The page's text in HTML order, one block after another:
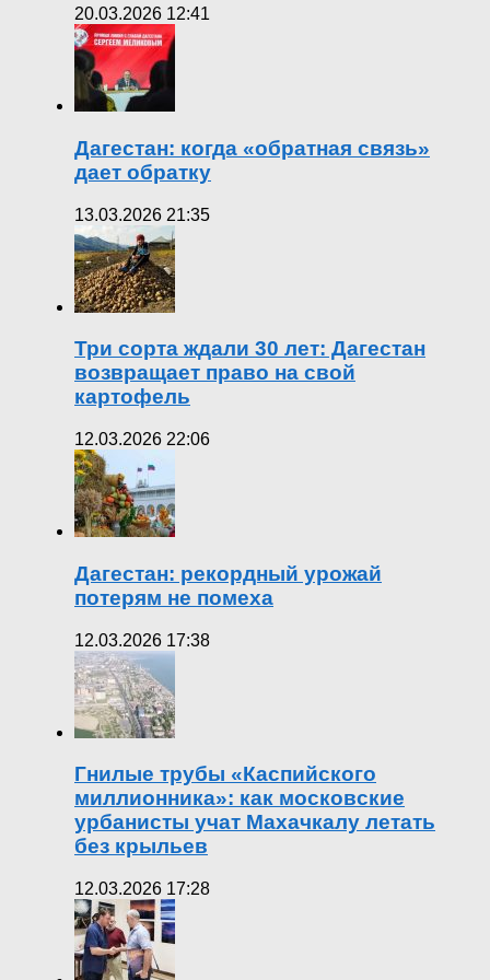
20.03.2026 12:41
Дагестан: когда «обратная связь»
дает обратку
13.03.2026 21:35
Три сорта ждали 30 лет: Дагестан
возвращает право на свой
картофель
12.03.2026 22:06
Дагестан: рекордный урожай
потерям не помеха
12.03.2026 17:38
Гнилые трубы «Каспийского
миллионника»: как московские
урбанисты учат Махачкалу летать
без крыльев
12.03.2026 17:28